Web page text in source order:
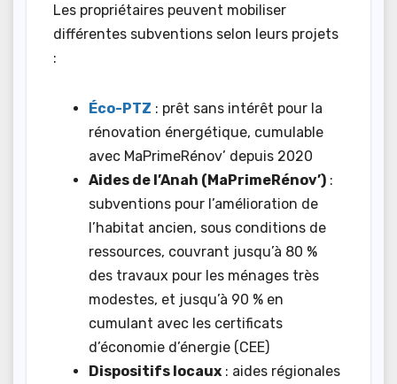
Les propriétaires peuvent mobiliser
différentes subventions selon leurs projets
:
Éco-PTZ : prêt sans intérêt pour la
rénovation énergétique, cumulable
avec MaPrimeRénov’ depuis 2020
Aides de l’Anah (MaPrimeRénov’) :
subventions pour l’amélioration de
l’habitat ancien, sous conditions de
ressources, couvrant jusqu’à 80 %
des travaux pour les ménages très
modestes, et jusqu’à 90 % en
cumulant avec les certificats
d’économie d’énergie (CEE)
Dispositifs locaux : aides régionales